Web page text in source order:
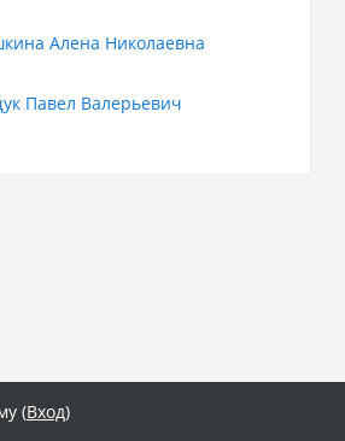
Алена Николаевна
Павел Валерьевич
(Вход)